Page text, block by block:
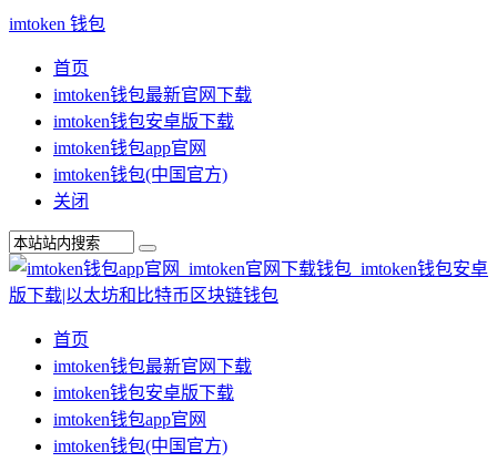
imtoken 钱包
首页
imtoken钱包最新官网下载
imtoken钱包安卓版下载
imtoken钱包app官网
imtoken钱包(中国官方)
关闭
首页
imtoken钱包最新官网下载
imtoken钱包安卓版下载
imtoken钱包app官网
imtoken钱包(中国官方)